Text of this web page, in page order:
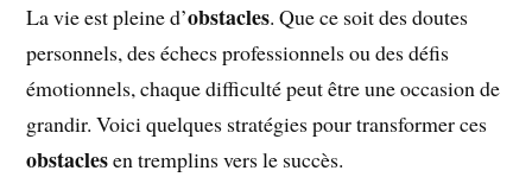
La vie est pleine d’obstacles. Que ce soit des doutes
personnels, des échecs professionnels ou des défis
émotionnels, chaque difficulté peut être une occasion de
grandir. Voici quelques stratégies pour transformer ces
obstaclesen tremplins vers le succès.